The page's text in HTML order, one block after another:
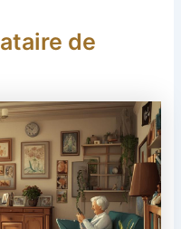
de